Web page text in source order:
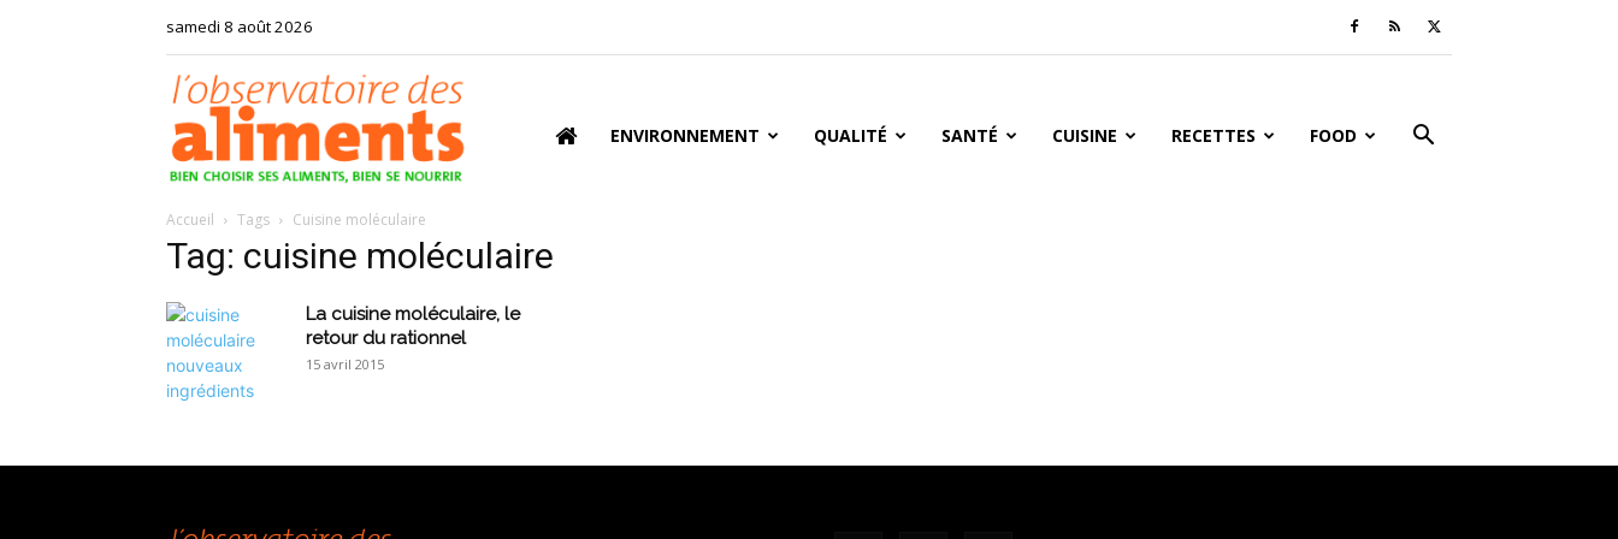
samedi 8 août 2026
des
ENVIRONNEMENT QUALITÉ SANTÉ CUISINE RECETTES FOOD
Accueil Tags Cuisine moléculaire
Tag: cuisine moléculaire
La cuisine moléculaire, le
retour du rationnel
15 avril 2015